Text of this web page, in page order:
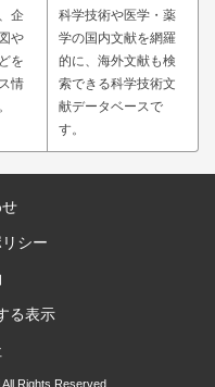
企
や
を
情
科学技術や医学・薬
学の国内文献を網羅
的に、海外文献も検
索できる科学技術文
献データベースで
す。
シー
る表示
Rights Reserved.